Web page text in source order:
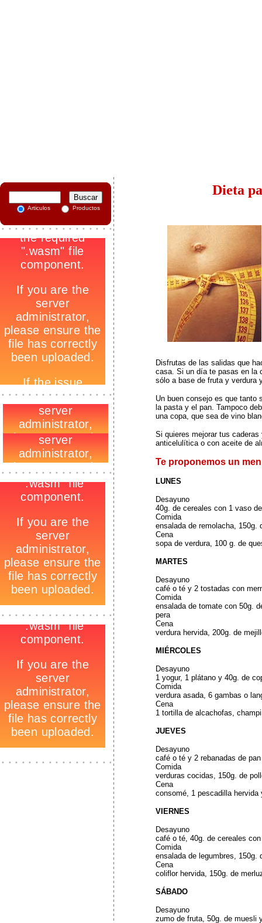
Articulos Productos
_
_
_
_
_
Dieta
Disfrutas de las salidas que
casa. Si un día te pasas en la
sólo a base de fruta y verdura
Un buen consejo es que
la pasta y el pan. Tampoco
una copa, que sea de vino
Si quieres mejorar tus
anticelulítica o con aceite de
Te proponemos un
LUNES
Desayuno
40g. de cereales con 1 vaso
Comida
ensalada de remolacha,
Cena
sopa de verdura, 100 g. de
MARTES
Desayuno
café o té y 2 tostadas con
Comida
ensalada de tomate con 50g.
pera
Cena
verdura hervida, 200g. de
MIÉRCOLES
Desayuno
1 yogur, 1 plátano y 40g. de
Comida
verdura asada, 6 gambas o
Cena
1 tortilla de alcachofas,
JUEVES
Desayuno
café o té y 2 rebanadas de
Comida
verduras cocidas, 150g. de
Cena
consomé, 1 pescadilla
VIERNES
Desayuno
café o té, 40g. de cereales
Comida
ensalada de legumbres, 150g.
Cena
coliflor hervida, 150g. de
SÁBADO
Desayuno
zumo de fruta, 50g. de muesli